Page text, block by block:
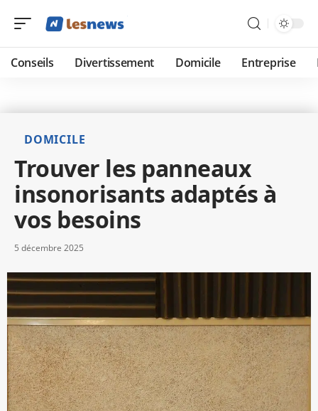
Conseils Divertissement Domicile Entreprise
DOMICILE
Trouver les panneaux
insonorisants adaptés à
vos besoins
5 décembre 2025